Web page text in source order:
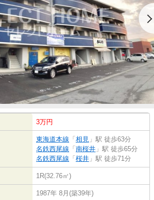
3万円
東海道本線 「 相見 」駅 徒歩63分
名鉄西尾線 「 南桜井 」駅 徒歩65分
名鉄西尾線 「 桜井 」駅 徒歩71分
1R(32.76㎡)
1987年 8月(築39年)